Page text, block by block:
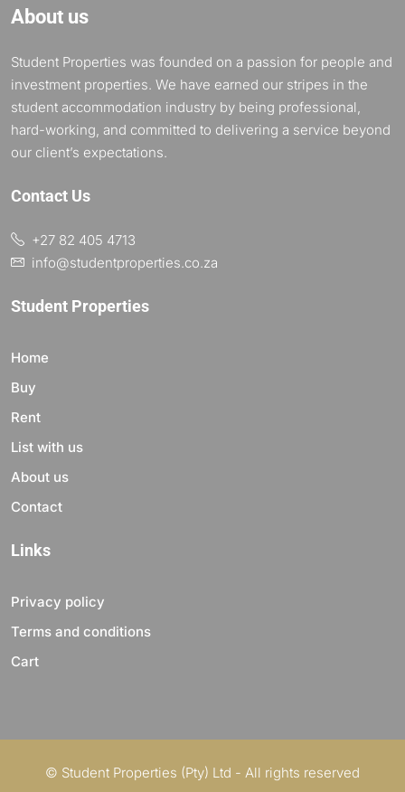
About us
Student Properties was founded on a passion for people and
investment properties. We have earned our stripes in the
student accommodation industry by being professional,
hard-working, and committed to delivering a service beyond
our client’s expectations.
Contact Us
+27 82 405 4713
info@studentproperties.co.za
Student Properties
Home
Buy
Rent
List with us
About us
Contact
Links
Privacy policy
Terms and conditions
Cart
© Student Properties (Pty) Ltd - All rights reserved